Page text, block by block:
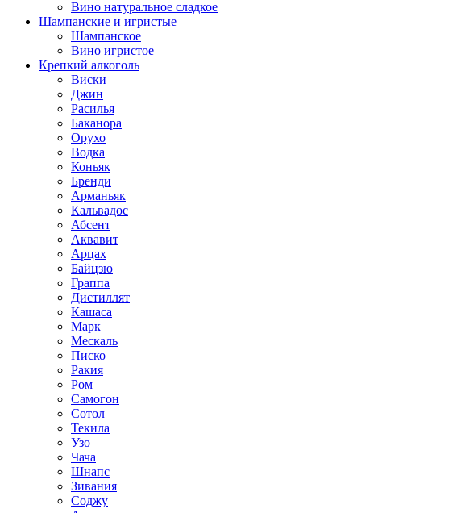
Вино натуральное сладкое
Шампанские и игристые
Шампанское
Вино игристое
Крепкий алкоголь
Виски
Джин
Расилья
Баканора
Орухо
Водка
Коньяк
Бренди
Арманьяк
Кальвадос
Абсент
Аквавит
Арцах
Байцзю
Граппа
Дистиллят
Кашаса
Марк
Мескаль
Писко
Ракия
Ром
Самогон
Сотол
Текила
Узо
Чача
Шнапс
Зивания
Соджу